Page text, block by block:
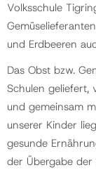
Volksschule
und Erdbeeren
Das Obst bzw.
Schulen geliefert,
und gemeinsam
unserer Kinder
gesunde
der Übergabe